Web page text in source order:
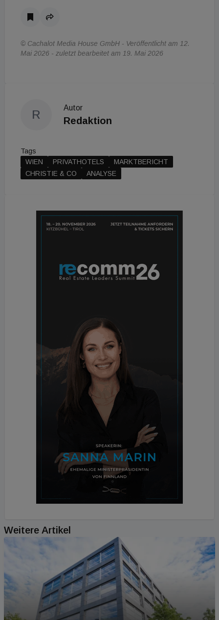
© Cachalot Media House GmbH - Veröffentlicht am 12.
Mai 2026 - zuletzt bearbeitet am 19. Mai 2026
R
Autor
Redaktion
Tags
WIEN
PRIVATHOTELS
MARKTBERICHT
CHRISTIE & CO
ANALYSE
Weitere Artikel